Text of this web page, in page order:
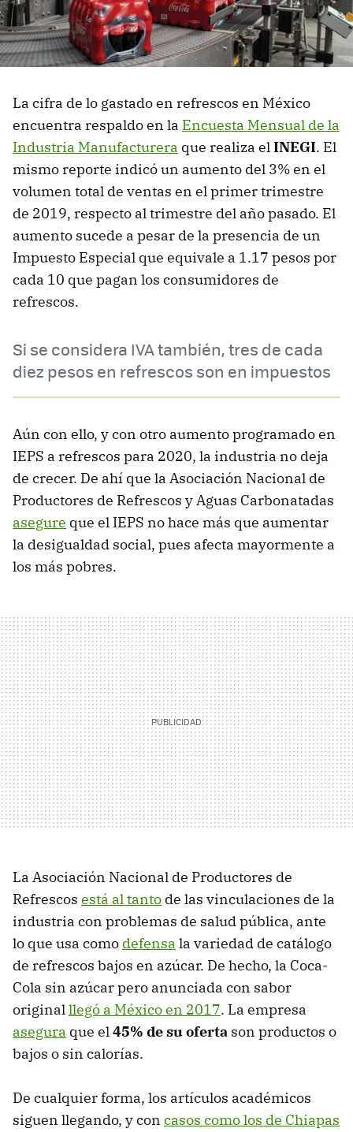
La cifra de lo gastado en refrescos en México
encuentra respaldo en la Encuesta Mensual de la
Industria Manufacturera que realiza elINEGI. El
mismo reporte indicó un aumento del 3% en el
volumen total de ventas en el primer trimestre
de 2019, respecto al trimestre del año pasado. El
aumento sucede a pesar de la presencia de un
Impuesto Especial que equivale a 1.17 pesos por
cada 10 que pagan los consumidores de
refrescos.
Si se considera IVA también, tres de cada
diez pesos en refrescos son en impuestos
Aún con ello, y con otro aumento programado en
IEPS a refrescos para 2020, la industria no deja
de crecer. De ahí que la Asociación Nacional de
Productores de Refrescos y Aguas Carbonatadas
asegure que el IEPS no hace más que aumentar
la desigualdad social, pues afecta mayormente a
los más pobres.
La Asociación Nacional de Productores de
Refrescos está al tanto de las vinculaciones de la
industria con problemas de salud pública, ante
lo que usa como defensa la variedad de catálogo
de refrescos bajos en azúcar. De hecho, la Coca-
Cola sin azúcar pero anunciada con sabor
originalllegó a México en 2017. La empresa
asegura que el45% de su oferta son productos o
bajos o sin calorías.
De cualquier forma, los artículos académicos
siguen llegando, y con casos como los de Chiapas